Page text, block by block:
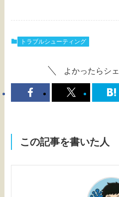
トラブルシューティング
よかったらシ
この記事を書いた人